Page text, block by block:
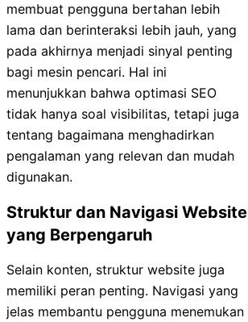
membuat pengguna bertahan lebih
lama dan berinteraksi lebih jauh, yang
pada akhirnya menjadi sinyal penting
bagi mesin pencari. Hal ini
menunjukkan bahwa optimasi SEO
tidak hanya soal visibilitas, tetapi juga
tentang bagaimana menghadirkan
pengalaman yang relevan dan mudah
digunakan.
Struktur dan Navigasi Website
yang Berpengaruh
Selain konten, struktur website juga
memiliki peran penting. Navigasi yang
jelas membantu pengguna menemukan